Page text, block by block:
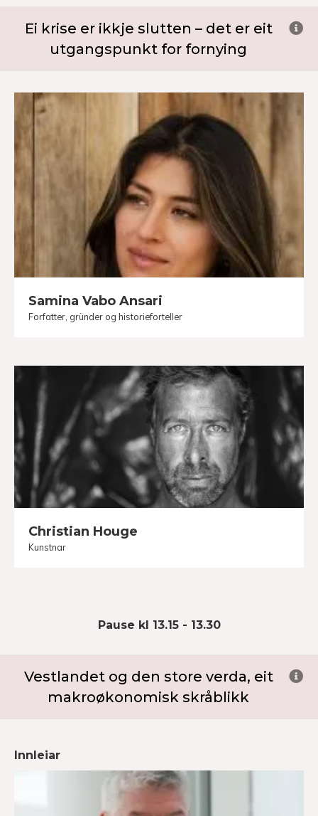
Ei krise er ikkje slutten – det er eit
utgangspunkt for fornying
Samina Vabo Ansari
Forfatter, gründer og historieforteller
Christian Houge
Kunstnar
Pause kl 13.15 - 13.30
Vestlandet og den store verda, eit
makroøkonomisk skråblikk
Innleiar